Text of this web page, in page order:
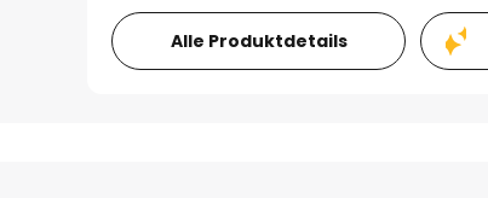
Alle Produktdetails